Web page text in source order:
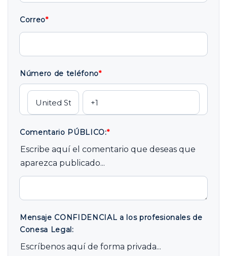
Correo*
Número de teléfono*
Comentario PÚBLICO:*
Escribe aquí el comentario que deseas que
aparezca publicado...
Mensaje CONFIDENCIAL a los profesionales de
Conesa Legal:
Escríbenos aquí de forma privada...